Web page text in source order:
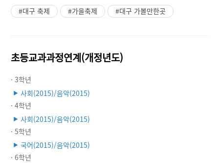
#대구 축제 #가을축제 #대구 가볼만한곳
초등교과과정연계(개정년도)
· 3학년
▶ 사회(2015)/음악(2015)
· 4학년
▶ 사회(2015)/음악(2015)
· 5학년
▶ 국어(2015)/음악(2015)
· 6학년